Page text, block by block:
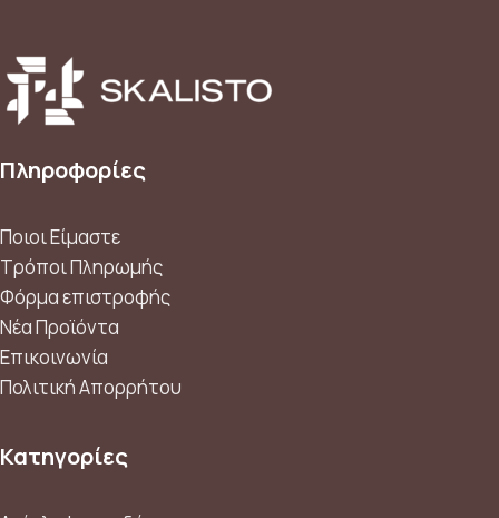
Πληροφορίες
Ποιοι Είμαστε
Τρόποι Πληρωμής
Φόρμα επιστροφής
Νέα Προϊόντα
Επικοινωνία
Πολιτική Απορρήτου
Κατηγορίες